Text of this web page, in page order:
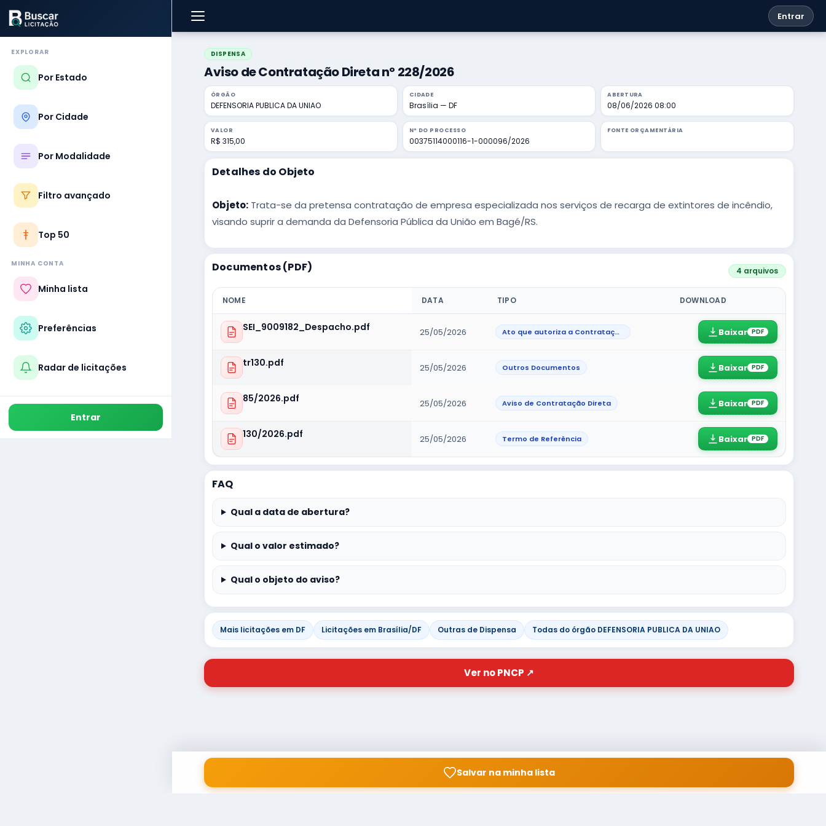
Entrar
EXPLORAR
Por Estado
Por Cidade
Por Modalidade
Filtro avançado
Top 50
MINHA CONTA
Minha lista
Preferências
Radar de licitações
Entrar
DISPENSA
Aviso de Contratação Direta nº 228/2026
ÓRGÃO
DEFENSORIA PUBLICA DA UNIAO
CIDADE
Brasília — DF
ABERTURA
08/06/2026 08:00
VALOR
R$ 315,00
Nº DO PROCESSO
00375114000116-1-000096/2026
FONTE ORÇAMENTÁRIA
Detalhes do Objeto
Objeto: Trata-se da pretensa contratação de empresa especializada nos serviços de recarga de extintores de incêndio,
visando suprir a demanda da Defensoria Pública da União em Bagé/RS.
Documentos (PDF) 4 arquivos
NOME DATA TIPO DOWNLOAD
SEI_9009182_Despacho.pdf 25/05/2026 Ato que autoriza a Contratação Direta Baixar PDF
tr130.pdf 25/05/2026 Outros Documentos Baixar PDF
85/2026.pdf 25/05/2026 Aviso de Contratação Direta Baixar PDF
130/2026.pdf 25/05/2026 Termo de Referência Baixar PDF
FAQ
Qual a data de abertura?
Qual o valor estimado?
Qual o objeto do aviso?
Mais licitações em DF Licitações em Brasília/DF Outras de Dispensa Todas do órgão DEFENSORIA PUBLICA DA UNIAO
Ver no PNCP ↗
Salvar na minha lista